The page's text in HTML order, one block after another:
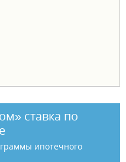
ставка по
ипотечного